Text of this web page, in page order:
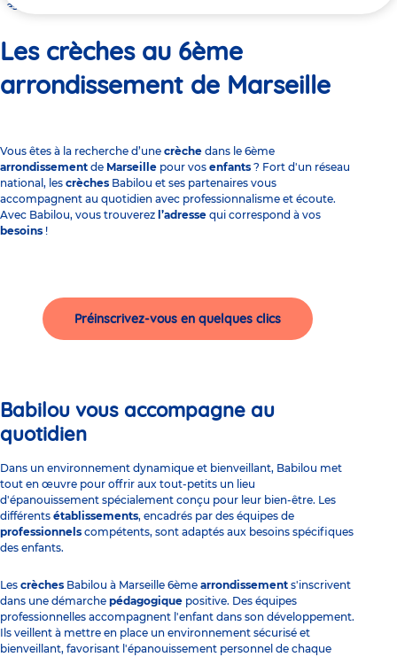
ici
Les crèches au 6ème arrondissement de Marseille
Les crèches au 6ème
arrondissement de Marseille
Vous êtes à la recherche d’une crèche dans le 6ème
arrondissement de Marseille pour vos enfants ? Fort d'un réseau
national, les crèches Babilou et ses partenaires vous
accompagnent au quotidien avec professionnalisme et écoute.
Avec Babilou, vous trouverez l’adresse qui correspond à vos
besoins !
Préinscrivez-vous en quelques clics
Babilou vous accompagne au
quotidien
Dans un environnement dynamique et bienveillant, Babilou met
tout en œuvre pour offrir aux tout-petits un lieu
d'épanouissement spécialement conçu pour leur bien-être. Les
différents établissements, encadrés par des équipes de
professionnels compétents, sont adaptés aux besoins spécifiques
des enfants.
Les crèches Babilou à Marseille 6ème arrondissement s'inscrivent
dans une démarche pédagogique positive. Des équipes
professionnelles accompagnent l'enfant dans son développement.
Ils veillent à mettre en place un environnement sécurisé et
bienveillant, favorisant l'épanouissement personnel de chaque